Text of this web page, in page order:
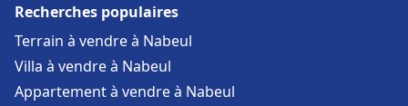
Recherches populaires
Terrain à vendre à Nabeul
Villa à vendre à Nabeul
Appartement à vendre à Nabeul